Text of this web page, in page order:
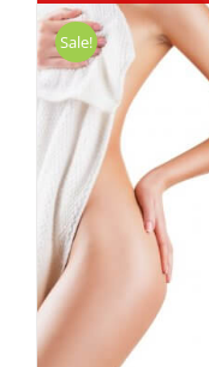
Sale!